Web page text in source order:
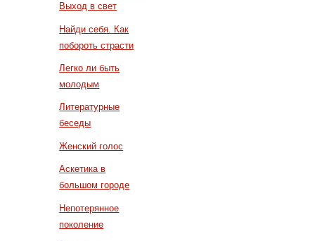
Выход в свет
Найди себя. Как
побороть страсти
Легко ли быть
молодым
Литературные
беседы
Женский голос
Аскетика в
большом городе
Непотерянное
поколение